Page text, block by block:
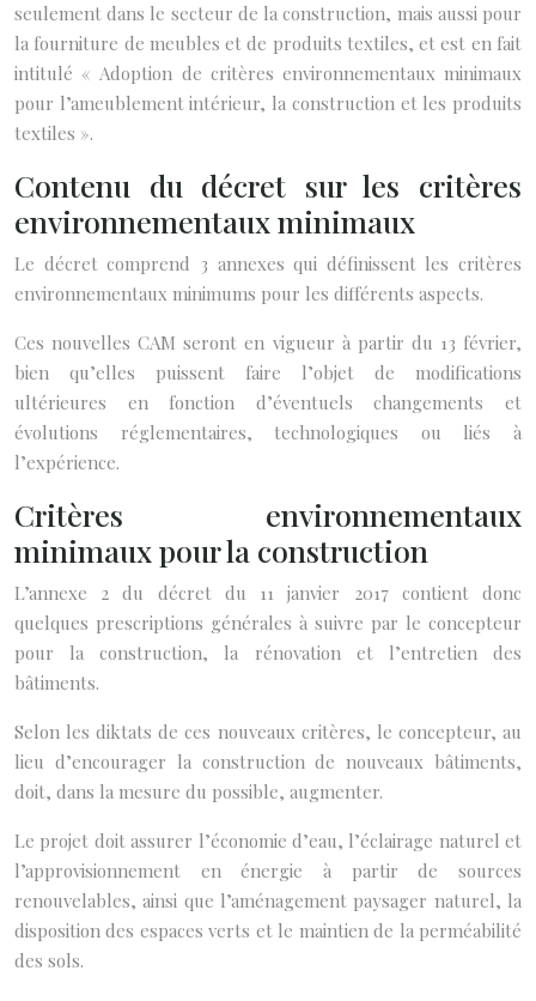
seulement dans le secteur de la construction, mais aussi pour
la fourniture de meubles et de produits textiles, et est en fait
intitulé « Adoption de critères environnementaux minimaux
pour l’ameublement intérieur, la construction et les produits
textiles ».
Contenu du décret sur les critères
environnementaux minimaux
Le décret comprend 3 annexes qui définissent les critères
environnementaux minimums pour les différents aspects.
Ces nouvelles CAM seront en vigueur à partir du 13 février,
bien qu’elles puissent faire l’objet de modifications
ultérieures en fonction d’éventuels changements et
évolutions réglementaires, technologiques ou liés à
l’expérience.
Critères environnementaux
minimaux pour la construction
L’annexe 2 du décret du 11 janvier 2017 contient donc
quelques prescriptions générales à suivre par le concepteur
pour la construction, la rénovation et l’entretien des
bâtiments.
Selon les diktats de ces nouveaux critères, le concepteur, au
lieu d’encourager la construction de nouveaux bâtiments,
doit, dans la mesure du possible, augmenter.
Le projet doit assurer l’économie d’eau, l’éclairage naturel et
l’approvisionnement en énergie à partir de sources
renouvelables, ainsi que l’aménagement paysager naturel, la
disposition des espaces verts et le maintien de la perméabilité
des sols.